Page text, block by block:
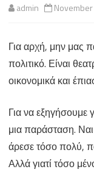
admin
Για αρχή, μην μας
πολιτικό. Είναι
οικονομικά και
Για να
μια παράσταση.
άρεσε τόσο πολύ,
Αλλά γιατί τόσο